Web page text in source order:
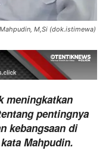
M,Si (dok.istimewa)
meningkatkan
pentingnya
kebangsaan di
Mahpudin.